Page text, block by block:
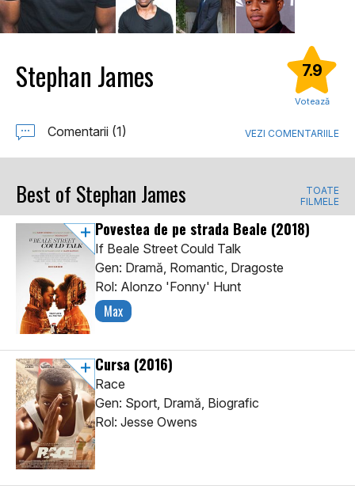
Stephan James 7.9
Votează
Comentarii (1) VEZI COMENTARIILE
Best of Stephan James
TOATE
FILMELE
Povestea de pe strada Beale (2018)
If Beale Street Could Talk
Gen: Dramă, Romantic, Dragoste
Rol: Alonzo 'Fonny' Hunt
Max
Cursa (2016)
Race
Gen: Sport, Dramă, Biografic
Rol: Jesse Owens